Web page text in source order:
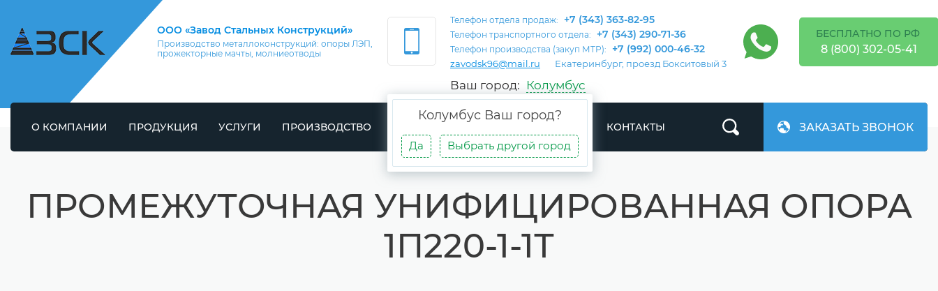
ООО «Завод Стальных Конструкций»
Производство металлоконструкций: опоры ЛЭП,
прожекторные мачты, молниеотводы
Телефон отдела продаж: +7 (343) 363-82-95
Телефон транспортного отдела: +7 (343) 290-71-36
Телефон производства (закуп МТР): +7 (992) 000-46-32
zavodsk96@mail.ru Екатеринбург, проезд Бокситовый 3
Ваш город: Колумбус
Колумбус Ваш город?
Да Выбрать другой город
БЕСПЛАТНО ПО РФ
8 (800) 302-05-41
О КОМПАНИИ ПРОДУКЦИЯ УСЛУГИ ПРОИЗВОДСТВО КОНТАКТЫ ЗАКАЗАТЬ ЗВОНОК
ПРОМЕЖУТОЧНАЯ УНИФИЦИРОВАННАЯ ОПОРА
1П220-1-1Т